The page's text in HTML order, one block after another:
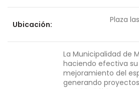
Ubicación: Plaza
La Municipalidad de
haciendo efectiva
mejoramiento del
generando